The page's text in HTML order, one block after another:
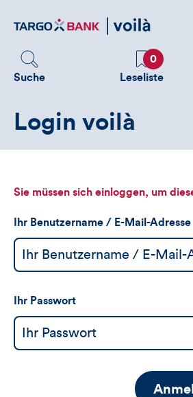
zum
Suche
Favoriten
0
Leseliste
Login voilà
Sie müssen sich einloggen, um
Ihr Benutzername / E-Mail-Adresse
Ihr Passwort